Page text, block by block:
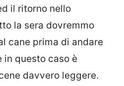
il ritorno nello
la sera dovremmo
cane prima di andare
in questo caso è
davvero leggere.